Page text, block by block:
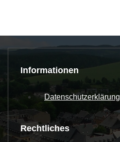
Informationen
Datenschutzerklärung
Rechtliches